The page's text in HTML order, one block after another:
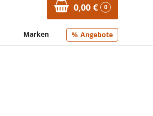
0,00 € 0
Marken Angebote